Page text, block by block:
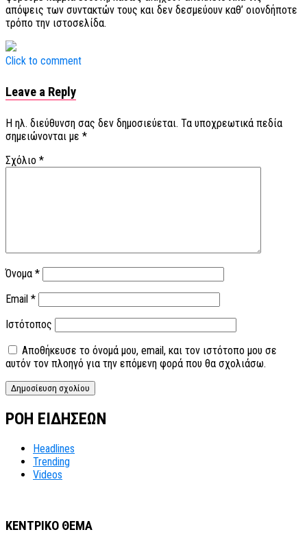
απόψεις των συντακτών τους και δεν δεσμεύουν καθ’ οιονδήποτε
τρόπο την ιστοσελίδα.
Click to comment
Leave a Reply
Η ηλ. διεύθυνση σας δεν δημοσιεύεται. Τα υποχρεωτικά πεδία
σημειώνονται με *
Σχόλιο *
Όνομα *
Email *
Ιστότοπος
Αποθήκευσε το όνομά μου, email, και τον ιστότοπο μου σε
αυτόν τον πλοηγό για την επόμενη φορά που θα σχολιάσω.
ΡΟΗ ΕΙΔΗΣΕΩΝ
Headlines
Trending
Videos
ΚΕΝΤΡΙΚΟ ΘΕΜΑ